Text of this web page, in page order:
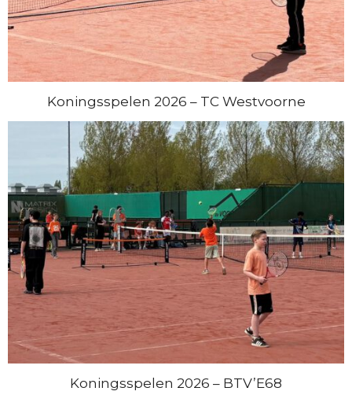
Koningsspelen 2026 – TC Westvoorne
Koningsspelen 2026 – BTV’E68